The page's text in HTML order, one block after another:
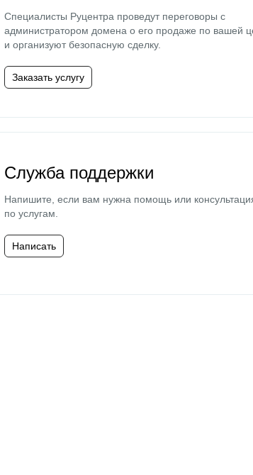
Специалисты Руцентра проведут переговоры с
администратором домена о его продаже по вашей
и организуют безопасную сделку.
Заказать услугу
Служба поддержки
Напишите, если вам нужна помощь или
по услугам.
Написать